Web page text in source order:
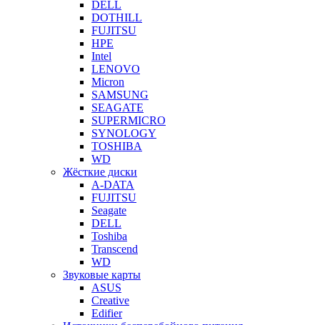
DELL
DOTHILL
FUJITSU
HPE
Intel
LENOVO
Micron
SAMSUNG
SEAGATE
SUPERMICRO
SYNOLOGY
TOSHIBA
WD
Жёсткие диски
A-DATA
FUJITSU
Seagate
DELL
Toshiba
Transcend
WD
Звуковые карты
ASUS
Creative
Edifier